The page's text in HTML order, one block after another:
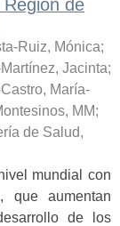
de
Ruiz, Mónica;
Jacinta;
María-
MM;
de Salud,
mundial con
que aumentan
de los